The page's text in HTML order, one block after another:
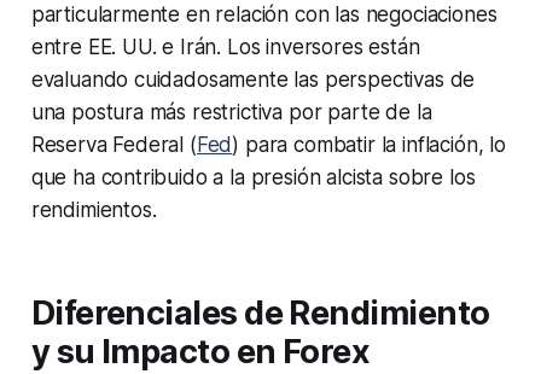
particularmente en relación con las negociaciones
entre EE. UU. e Irán. Los inversores están
evaluando cuidadosamente las perspectivas de
una postura más restrictiva por parte de la
Reserva Federal ( Fed ) para combatir la inflación, lo
que ha contribuido a la presión alcista sobre los
rendimientos.
Diferenciales de Rendimiento
y su Impacto en Forex